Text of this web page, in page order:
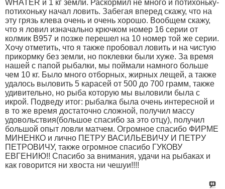
WHATER и 1 кг земли. Раскормил не много и потихоньку-
потихоньку начал ловить. Забегая вперед скажу, что на
эту грязь клева очень и очень хорошо. Вообщем скажу,
что я ловил изначально крючком номер 16 серии от
колмик В957 и позже перешел на 10 номер той же серии.
Хочу отметить, что я также пробовал ловить и на чистую
прикормку без земли, но поклевки были хуже. За время
нашей с папой рыбалки, мы поймали намного больше
чем 10 кг. Было много отборных, жирных лещей, а также
удалось выловить 5 карасей от 500 до 700 грамм, также
удивительно, но рыба которую мы выловили была с
икрой. Подведу итог: рыбалка была очень интересной и
в то же время достаточно сложной, получил массу
удовольствия(большое спасибо за это отцу), получил
большой опыт ловли матчем. Огромное спасибо ФИРМЕ
МИНЕНКО и лично ПЕТРУ ВАСИЛЬЕВИЧУ И ПЕТРУ
ПЕТРОВИЧУ, также огромное спасибо ГУКОВУ
ЕВГЕНИЮ!! Спасибо за внимания, удачи на рыбаках и
как говорится ни хвоста ни чешуи!!!!